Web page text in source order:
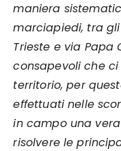
maniera
marciapiedi, tra
Trieste e via Papa
consapevoli che
territorio, per
effettuati nelle
in campo una
risolvere le